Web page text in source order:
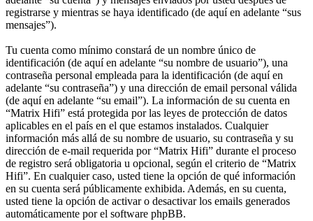
registrarse y mientras se haya identificado (de aquí en adelante “sus
mensajes”).
Tu cuenta como mínimo constará de un nombre único de
identificación (de aquí en adelante “su nombre de usuario”), una
contraseña personal empleada para la identificación (de aquí en
adelante “su contraseña”) y una dirección de email personal válida
(de aquí en adelante “su email”). La información de su cuenta en
“Matrix Hifi” está protegida por las leyes de protección de datos
aplicables en el país en el que estamos instalados. Cualquier
información más allá de su nombre de usuario, su contraseña y su
dirección de e-mail requerida por “Matrix Hifi” durante el proceso
de registro será obligatoria u opcional, según el criterio de “Matrix
Hifi”. En cualquier caso, usted tiene la opción de qué información
en su cuenta será públicamente exhibida. Además, en su cuenta,
usted tiene la opción de activar o desactivar los emails generados
automáticamente por el software phpBB.